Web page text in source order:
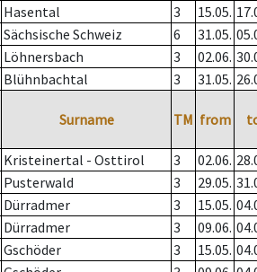
Hasental 3 15.05.
Sächsische Schweiz 6 31.05.
Löhnersbach 3 02.06.
Blühnbachtal 3 31.05.
Surname TM from
Kristeinertal - Osttirol 3 02.06.
Pusterwald 3 29.05.
Dürradmer 3 15.05.
Dürradmer 3 09.06.
Gschöder 3 15.05.